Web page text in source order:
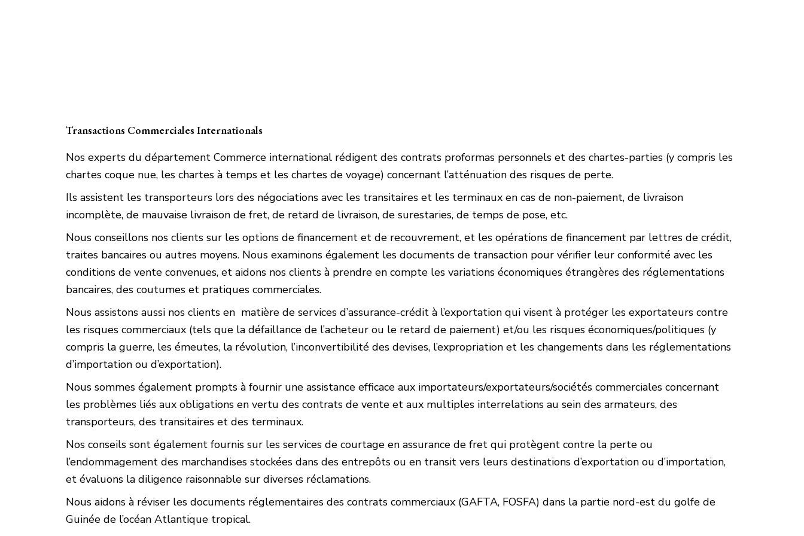
Transactions Commerciales Internationals
Nos experts du département Commerce international rédigent des contrats proformas personnels et des chartes-parties (y compris les
chartes coque nue, les chartes à temps et les chartes de voyage) concernant l’atténuation des risques de perte.
Ils assistent les transporteurs lors des négociations avec les transitaires et les terminaux en cas de non-paiement, de livraison
incomplète, de mauvaise livraison de fret, de retard de livraison, de surestaries, de temps de pose, etc.
Nous conseillons nos clients sur les options de financement et de recouvrement, et les opérations de financement par lettres de crédit,
traites bancaires ou autres moyens. Nous examinons également les documents de transaction pour vérifier leur conformité avec les
conditions de vente convenues, et aidons nos clients à prendre en compte les variations économiques étrangères des réglementations
bancaires, des coutumes et pratiques commerciales.
Nous assistons aussi nos clients en matière de services d’assurance-crédit à l’exportation qui visent à protéger les exportateurs contre
les risques commerciaux (tels que la défaillance de l’acheteur ou le retard de paiement) et/ou les risques économiques/politiques (y
compris la guerre, les émeutes, la révolution, l’inconvertibilité des devises, l’expropriation et les changements dans les réglementations
d’importation ou d’exportation).
Nous sommes également prompts à fournir une assistance efficace aux importateurs/exportateurs/sociétés commerciales concernant
les problèmes liés aux obligations en vertu des contrats de vente et aux multiples interrelations au sein des armateurs, des
transporteurs, des transitaires et des terminaux.
Nos conseils sont également fournis sur les services de courtage en assurance de fret qui protègent contre la perte ou
l’endommagement des marchandises stockées dans des entrepôts ou en transit vers leurs destinations d’exportation ou d’importation,
et évaluons la diligence raisonnable sur diverses réclamations.
Nous aidons à réviser les documents réglementaires des contrats commerciaux (GAFTA, FOSFA) dans la partie nord-est du golfe de
Guinée de l’océan Atlantique tropical.